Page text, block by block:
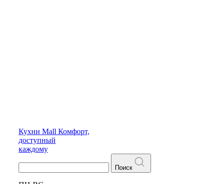
Кухни Mall Комфорт,
доступный
каждому
Поиск